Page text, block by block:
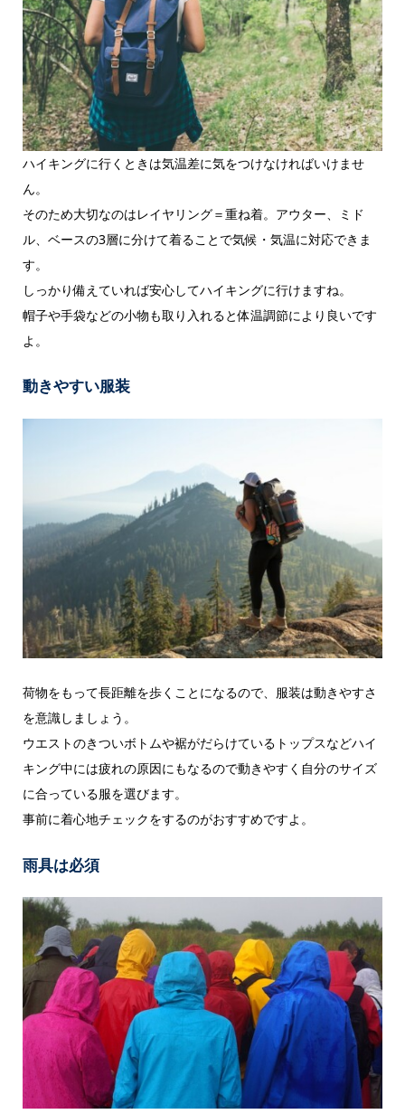
ハイキングに行くときは気温差に気をつけなければいけませ
ん。
そのため大切なのはレイヤリング＝重ね着。アウター、ミド
ル、ベースの3層に分けて着ることで気候・気温に対応できま
す。
しっかり備えていれば安心してハイキングに行けますね。
帽子や手袋などの小物も取り入れると体温調節により良いです
よ。
動きやすい服装
荷物をもって長距離を歩くことになるので、服装は動きやすさ
を意識しましょう。
ウエストのきついボトムや裾がだらけているトップスなどハイ
キング中には疲れの原因にもなるので動きやすく自分のサイズ
に合っている服を選びます。
事前に着心地チェックをするのがおすすめですよ。
雨具は必須